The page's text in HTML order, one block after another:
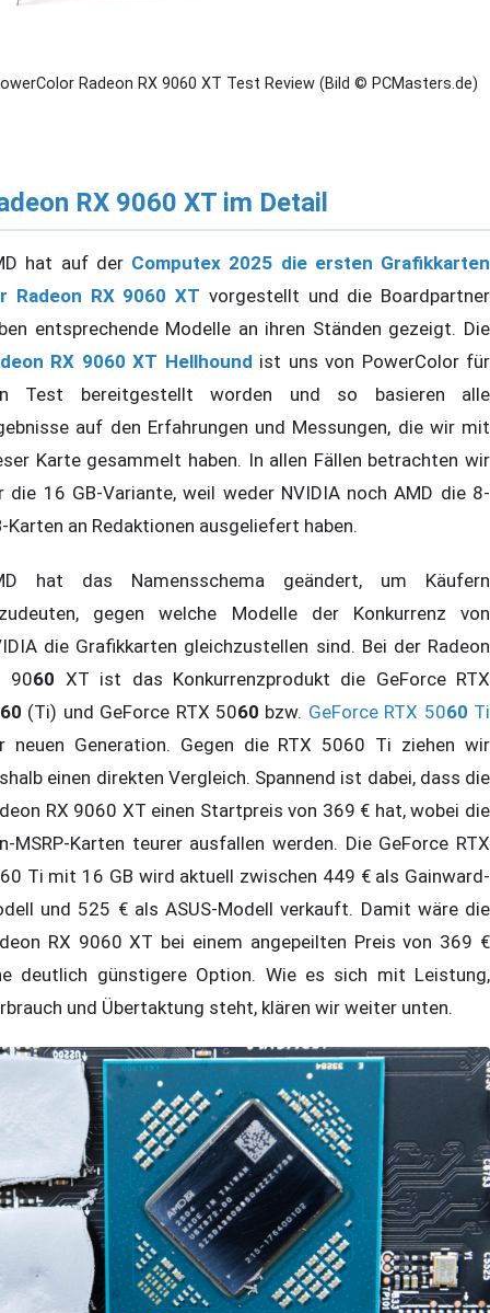
Radeon RX 9060 XT Test Review (Bild © PCMasters.de)
RX 9060 XT im Detail
hat auf der Computex 2025 die ersten Grafikkarten
Radeon RX 9060 XT vorgestellt und die Boardpartner
entsprechende Modelle an ihren Ständen gezeigt. Die
RX 9060 XT Hellhound ist uns von PowerColor für
Test bereitgestellt worden und so basieren alle
auf den Erfahrungen und Messungen, die wir mit
Karte gesammelt haben. In allen Fällen betrachten wir
die 16 GB-Variante, weil weder NVIDIA noch AMD die 8-
Karten an Redaktionen ausgeliefert haben.
hat das Namensschema geändert, um Käufern
gegen welche Modelle der Konkurrenz von
die Grafikkarten gleichzustellen sind. Bei der Radeon
9060 XT ist das Konkurrenzprodukt die GeForce RTX
60 (Ti) und GeForce RTX 5060 bzw. GeForce RTX 5060 Ti
neuen Generation. Gegen die RTX 5060 Ti ziehen wir
einen direkten Vergleich. Spannend ist dabei, dass die
RX 9060 XT einen Startpreis von 369 € hat, wobei die
MSRP-Karten teurer ausfallen werden. Die GeForce RTX
Ti mit 16 GB wird aktuell zwischen 449 € als Gainward-
und 525 € als ASUS-Modell verkauft. Damit wäre die
RX 9060 XT bei einem angepeilten Preis von 369 €
deutlich günstigere Option. Wie es sich mit Leistung,
und Übertaktung steht, klären wir weiter unten.